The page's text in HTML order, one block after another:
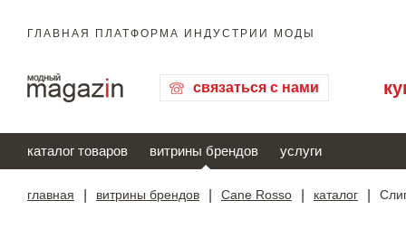
ГЛАВНАЯ ПЛАТФОРМА ИНДУСТРИИ МОДЫ
связаться с нами
каталог товаров витрины брендов услуги
главная витрины брендов Cane Rosso каталог